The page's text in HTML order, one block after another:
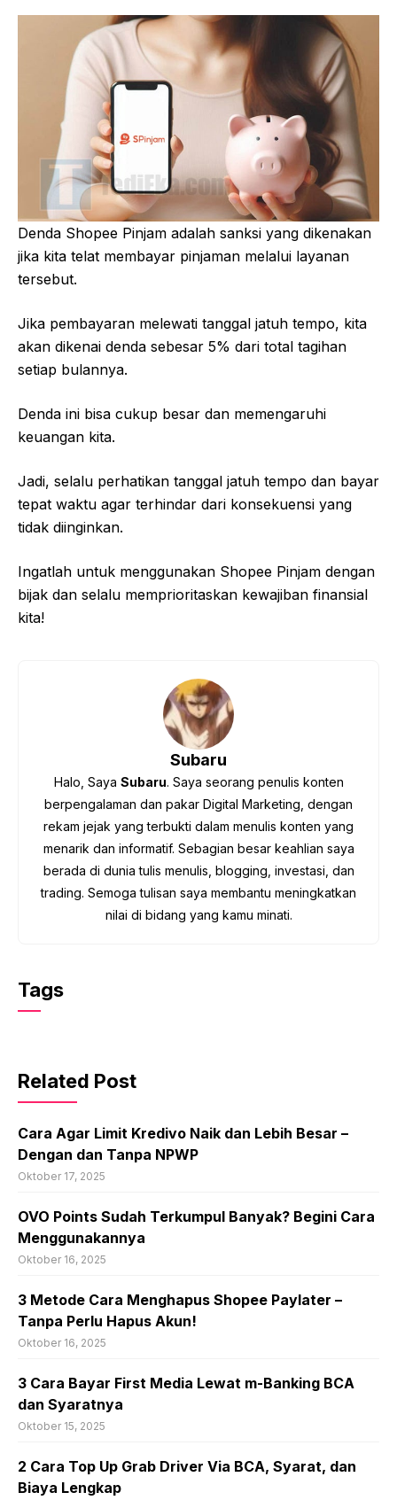
Denda Shopee Pinjam adalah sanksi yang dikenakan
jika kita telat membayar pinjaman melalui layanan
tersebut.
Jika pembayaran melewati tanggal jatuh tempo, kita
akan dikenai denda sebesar 5% dari total tagihan
setiap bulannya.
Denda ini bisa cukup besar dan memengaruhi
keuangan kita.
Jadi, selalu perhatikan tanggal jatuh tempo dan bayar
tepat waktu agar terhindar dari konsekuensi yang
tidak diinginkan.
Ingatlah untuk menggunakan Shopee Pinjam dengan
bijak dan selalu memprioritaskan kewajiban finansial
kita!
Subaru
Halo, Saya Subaru. Saya seorang penulis konten
berpengalaman dan pakar Digital Marketing, dengan
rekam jejak yang terbukti dalam menulis konten yang
menarik dan informatif. Sebagian besar keahlian saya
berada di dunia tulis menulis, blogging, investasi, dan
trading. Semoga tulisan saya membantu meningkatkan
nilai di bidang yang kamu minati.
Tags
Related Post
Cara Agar Limit Kredivo Naik dan Lebih Besar –
Dengan dan Tanpa NPWP
Oktober 17, 2025
OVO Points Sudah Terkumpul Banyak? Begini Cara
Menggunakannya
Oktober 16, 2025
3 Metode Cara Menghapus Shopee Paylater –
Tanpa Perlu Hapus Akun!
Oktober 16, 2025
3 Cara Bayar First Media Lewat m-Banking BCA
dan Syaratnya
Oktober 15, 2025
2 Cara Top Up Grab Driver Via BCA, Syarat, dan
Biaya Lengkap